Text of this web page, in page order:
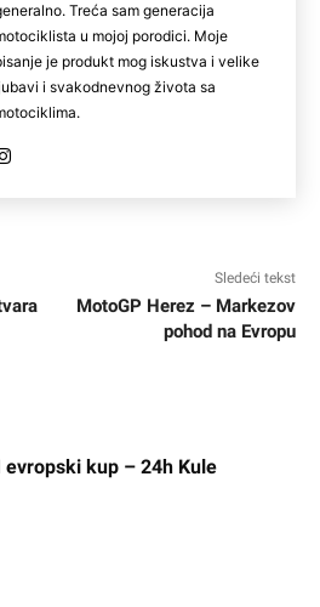
Treća sam generacija
u mojoj porodici. Moje
je produkt mog iskustva i velike
i svakodnevnog života sa
Sledeći tekst
MotoGP Herez – Markezov
pohod na Evropu
evropski kup – 24h Kule